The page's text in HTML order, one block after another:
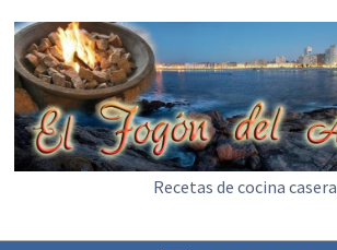
Recetas de cocina casera